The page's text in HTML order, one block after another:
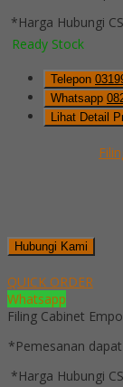
*Harga Hubungi CS
Ready Stock
Telepon
Whatsapp
Lihat Detail
Hubungi Kami
QUICK ORDER
Whatsapp
Filing Cabinet
*Pemesanan
*Harga Hubungi CS